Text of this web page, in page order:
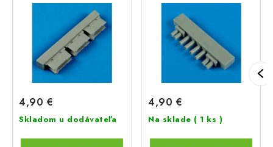
4,90 €
Skladom u dodávateľa
4,90 €
Na sklade ( 1 ks )